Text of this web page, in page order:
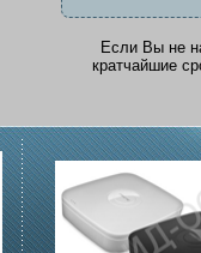
Если Вы не
кратчайшие